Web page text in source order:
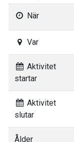
När
Var
Aktivitet
startar
Aktivitet
slutar
Ålder